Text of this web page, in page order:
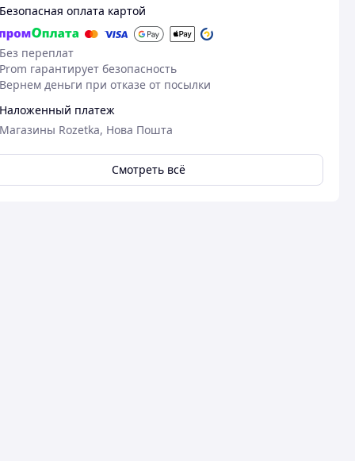
Безопасная оплата картой
Без переплат
Prom гарантирует безопасность
Вернем деньги при отказе от посылки
Наложенный платеж
Магазины Rozetka, Нова Пошта
Смотреть всё